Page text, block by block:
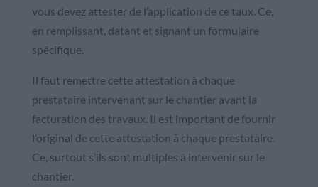
vous devez attester de l’application de ce taux. Ce,
en remplissant, datant et signant un formulaire
spécifique.
Il faut remettre cette attestation à chaque
prestataire intervenant sur le chantier avant la
facturation des travaux. Il est important de fournir
l’original de cette attestation à chaque prestataire.
Ce, surtout s’ils sont multiples à intervenir sur le
chantier.